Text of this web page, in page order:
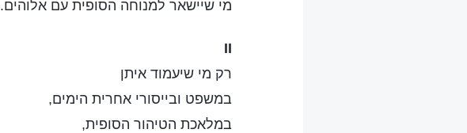
מי שיישאר למנוחה הסופית עם אלוהים.
II
רק מי שיעמוד איתן
במשפט ובייסורי אחרית הימים,
במלאכת הטיהור הסופית,‎‎